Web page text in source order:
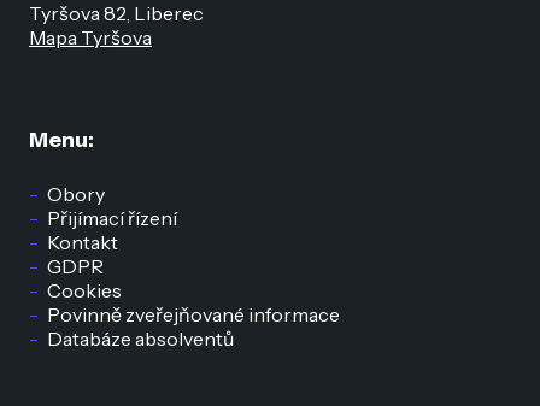
Menu:
Obory
Přijímací řízení
Kontakt
GDPR
Cookies
Povinně zveřejňované informace
Databáze absolventů
Tyršova 82, Liberec
Mapa Tyršova